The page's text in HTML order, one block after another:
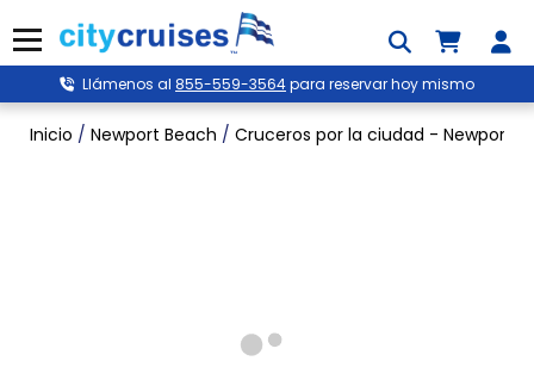
contenido
Menú
Llámenos al 855-559-3564para reservar hoy mismo
Inicio / Newport Beach / Cruceros por la ciudad - Newport